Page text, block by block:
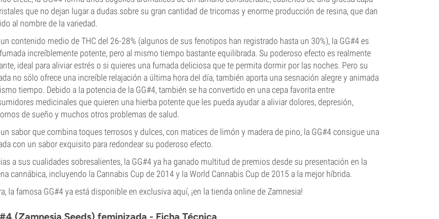
que no dejan lugar a dudas sobre su gran cantidad de tricomas y enorme producción de resina, que dan
al nombre de la variedad.
contenido medio de THC del 26-28% (algunos de sus fenotipos han registrado hasta un 30%), la GG#4 es
increíblemente potente, pero al mismo tiempo bastante equilibrada. Su poderoso efecto es realmente
ideal para aliviar estrés o si quieres una fumada deliciosa que te permita dormir por las noches. Pero su
no sólo ofrece una increíble relajación a última hora del día, también aporta una sesnación alegre y animada
tiempo. Debido a la potencia de la GG#4, también se ha convertido en una cepa favorita entre
medicinales que quieren una hierba potente que les pueda ayudar a aliviar dolores, depresión,
de sueño y muchos otros problemas de salud.
sabor que combina toques terrosos y dulces, con matices de limón y madera de pino, la GG#4 consigue una
con un sabor exquisito para redondear su poderoso efecto.
a sus cualidades sobresalientes, la GG#4 ya ha ganado multitud de premios desde su presentación en la
cannábica, incluyendo la Cannabis Cup de 2014 y la World Cannabis Cup de 2015 a la mejor híbrida.
la famosa GG#4 ya está disponible en exclusiva aquí, ¡en la tienda online de Zamnesia!
(Zamnesia Seeds) feminizada - Ficha Técnica